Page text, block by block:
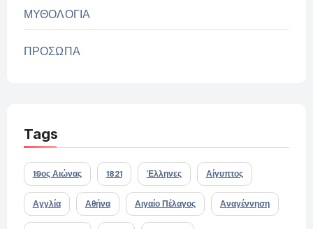
ΜΥΘΟΛΟΓΙΑ
ΠΡΟΣΩΠΑ
Tags
19ος Αιώνας 1821 Έλληνες Αίγυπτος
Αγγλία Αθήνα Αιγαίο Πέλαγος Αναγέννηση